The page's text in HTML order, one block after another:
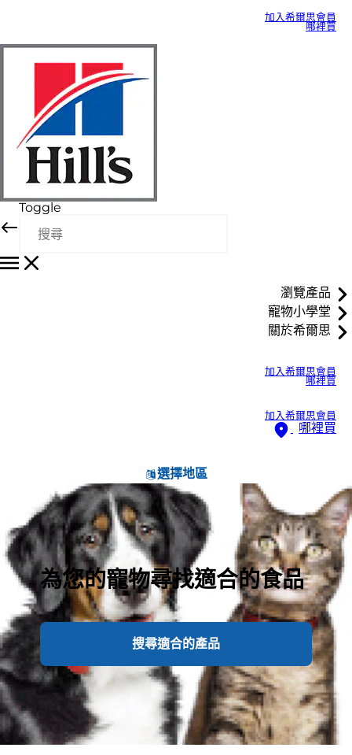
加入希爾思會員
哪裡買
Toggle
瀏覽產品
寵物小學堂
關於希爾思
加入希爾思會員
哪裡買
加入希爾思會員
哪裡買
選擇地區
為您的寵物尋找適合的食品
搜尋適合的產品